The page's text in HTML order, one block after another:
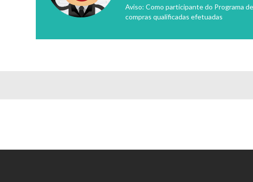
Aviso: Como participante do Programa
compras qualificadas efetuadas